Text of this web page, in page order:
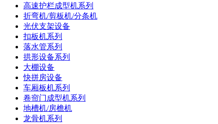
高速护栏成型机系列
折弯机/剪板机/分条机
光伏支架设备
扣板机系列
落水管系列
拱形设备系列
大棚设备
快拼房设备
车厢板机系列
卷帘门成型机系列
地槽机/房檐机
龙骨机系列